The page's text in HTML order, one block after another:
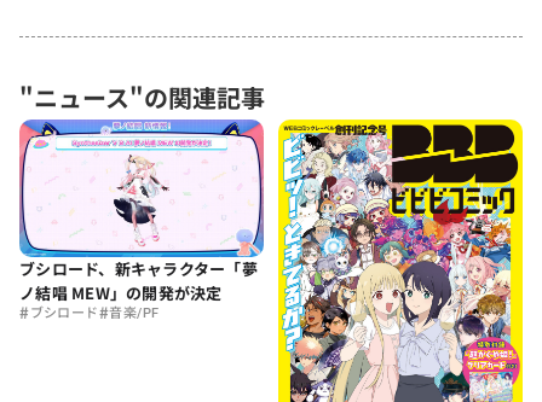
"ニュース"の関連記事
ブシロード、新キャラクター「夢
ノ結唱 MEW」の開発が決定
#ブシロード#音楽/PF